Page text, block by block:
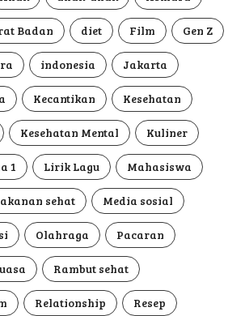
Badan diet Film Gen Z
indonesia Jakarta
Kecantikan Kesehatan
Kesehatan Mental Kuliner
1 Lirik Lagu Mahasiswa
sehat Media sosial
Olahraga Pacaran
Rambut sehat
Relationship Resep